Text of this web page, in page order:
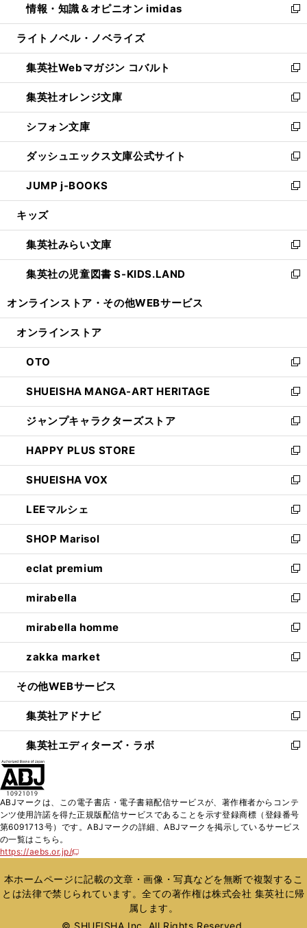
く
で
開
ド
ウ
開
く
ィ
ン
ウ
で
開
く
い
ウ
ン
ド
ウ
で
開
く
情報・知識＆オピニオン imidas
新
し
ウ
ィ
ン
ド
ウ
で
開
く
ライトノベル・ノベライズ
集英社Webマガジン コバルト
新
し
い
ウ
ィ
ン
ド
ウ
で
開
集英社オレンジ文庫
新
し
い
ウ
ィ
ン
ド
ウ
開
く
シフォン文庫
新
し
い
ウ
ィ
ン
ウ
で
開
く
ダッシュエックス文庫公式サイト
新
し
い
ウ
ン
ド
ウ
で
JUMP j-BOOKS
新
し
ウ
ィ
ン
ド
開
キッズ
集英社みらい文庫
新
し
い
ン
ウ
で
開
く
集英社の児童図書 S-KIDS.LAND
新
ウ
ン
ド
ウ
で
開
く
オンラインストア・ その他WEBサービス
オンラインストア
OTO
新
し
い
ウ
ィ
ン
ド
ウ
で
開
く
SHUEISHA MANGA-ART HERITAGE
新
し
い
ウ
ィ
ン
ド
ウ
で
開
く
ジャンプキャラクターズストア
新
し
い
ウ
ィ
ン
ド
ウ
で
開
く
HAPPY PLUS STORE
新
し
い
ウ
ィ
ン
ド
ウ
で
開
く
SHUEISHA VOX
新
し
い
ウ
ィ
ン
ド
ウ
で
開
く
LEEマルシェ
新
し
い
ウ
ィ
ン
ド
ウ
で
開
く
SHOP Marisol
新
し
い
ウ
ィ
ン
ド
ウ
で
開
eclat premium
新
し
い
ウ
ィ
ン
ド
ウ
開
く
mirabella
新
し
い
ウ
ィ
ン
ウ
で
開
く
mirabella homme
新
し
い
ウ
ン
ド
ウ
で
zakka market
新
し
ウ
ィ
ン
ド
く
その他WEBサービス
集英社アドナビ
新
し
い
ド
ウ
で
集英社エディターズ・ラボ
新
ィ
ン
ド
開
く
ABJマークは、この電子書店・電子書籍配信サービスが、著作権者からコンテ
ンツ使用許諾を得た正規版配信サービスであることを示す登録商標（登録番号
第6091713号）です。ABJマークの詳細、ABJマークを掲示しているサービス
の一覧はこちら。
https://aebs.or.jp/
新
い
ウ
ィ
本ホームページに記載の文章・画像・写真などを無断で複製するこ
とは法律で禁じられています。全ての著作権は株式会社 集英社に帰
属します。